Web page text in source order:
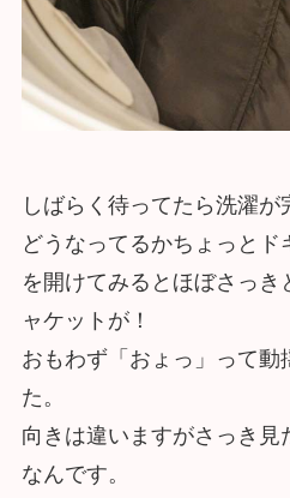
しばらく待ってたら洗濯が
どうなってるかちょっと
を開けてみるとほぼさっき
ャケットが！
おもわず「おょっ」って動
た。
向きは違いますがさっき見
なんです。